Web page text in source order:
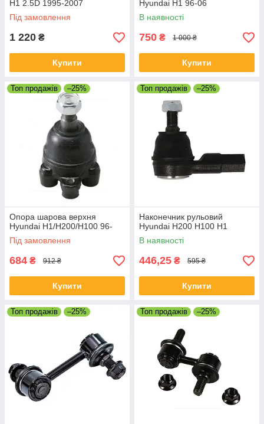
H1 2.5D 1995-2007
Під замовлення
1 220 ₴
Купити
Hyundai H1 96-06
В наявності
750 ₴ 1 000 ₴
Купити
Топ продажів –25%
Опора шарова верхня
Hyundai H1/H200/H100 96-
Під замовлення
684 ₴ 912 ₴
Купити
Топ продажів –25%
Наконечник рульовий
Hyundai H200 H100 H1
В наявності
446,25 ₴ 595 ₴
Купити
Топ продажів –25% Топ продажів –25%